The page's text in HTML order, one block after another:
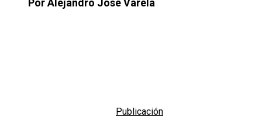
Por Alejandro José Varela
Publicación